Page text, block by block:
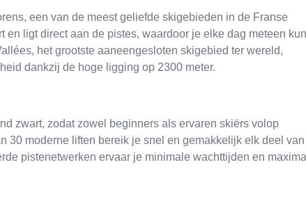
een van de meest geliefde skigebieden in de Franse
ligt direct aan de pistes, waardoor je elke dag meteen
het grootste aaneengesloten skigebied ter wereld,
dankzij de hoge ligging op 2300 meter.
zwart, zodat zowel beginners als ervaren skiërs volop
30 moderne liften bereik je snel en gemakkelijk elk deel
pistenetwerken ervaar je minimale wachttijden en